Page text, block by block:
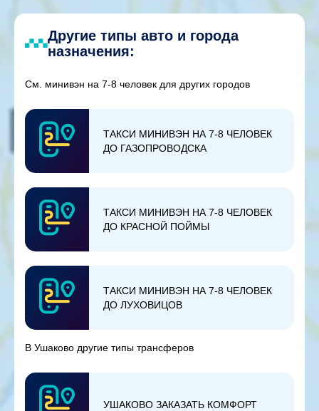
Другие типы авто и города
назначения:
См. минивэн на 7-8 человек для других городов
ТАКСИ МИНИВЭН НА 7-8 ЧЕЛОВЕК
ДО ГАЗОПРОВОДСКА
ТАКСИ МИНИВЭН НА 7-8 ЧЕЛОВЕК
ДО КРАСНОЙ ПОЙМЫ
ТАКСИ МИНИВЭН НА 7-8 ЧЕЛОВЕК
ДО ЛУХОВИЦОВ
В Ушаково другие типы трансферов
УШАКОВО ЗАКАЗАТЬ КОМФОРТ